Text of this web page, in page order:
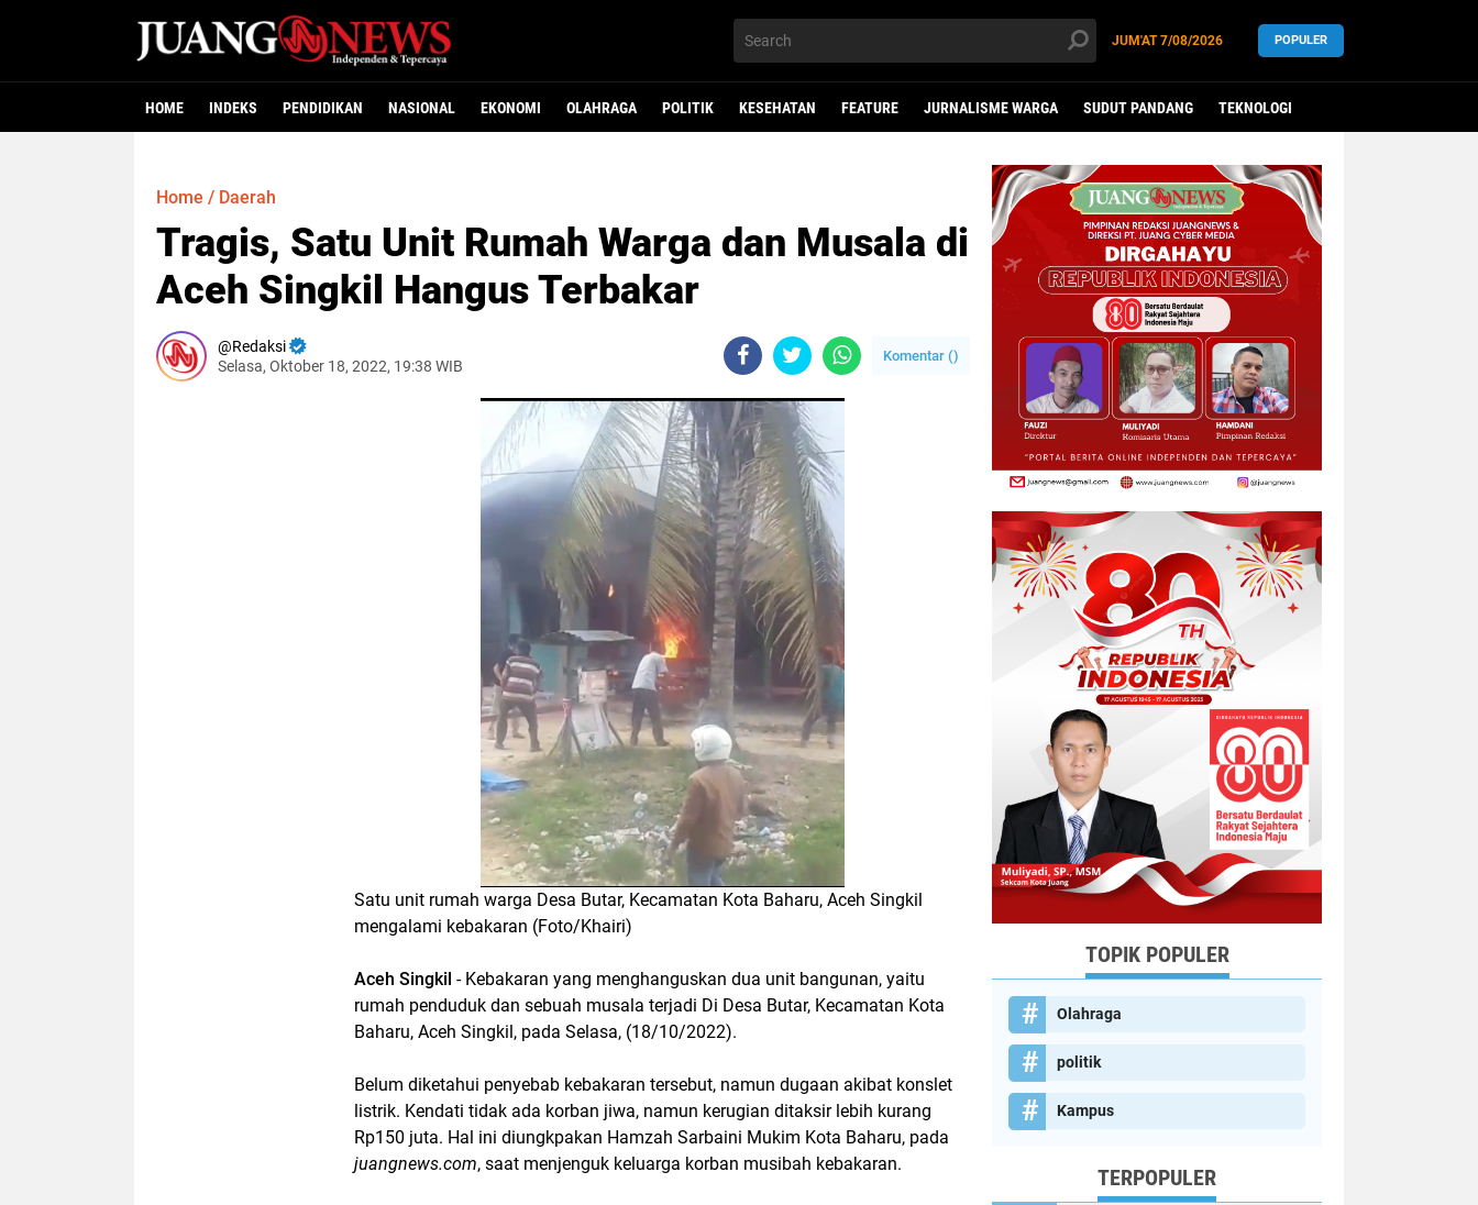
JUM'AT7/08/2026 POPULER
HOME INDEKS PENDIDIKAN NASIONAL EKONOMI OLAHRAGA POLITIK KESEHATAN FEATURE JURNALISME WARGA SUDUT PANDANG TEKNOLOGI
Home / Daerah
Tragis, Satu Unit Rumah Warga dan Musala di
Aceh Singkil Hangus Terbakar
Redaksi
Selasa, Oktober 18, 2022, 19:38 WIB
Komentar ()
Satu unit rumah warga Desa Butar, Kecamatan Kota Baharu, Aceh Singkil
mengalami kebakaran (Foto/Khairi)
Aceh Singkil - Kebakaran yang menghanguskan dua unit bangunan, yaitu
rumah penduduk dan sebuah musala terjadi Di Desa Butar, Kecamatan Kota
Baharu, Aceh Singkil, pada Selasa, (18/10/2022).
Belum diketahui penyebab kebakaran tersebut, namun dugaan akibat konslet
listrik. Kendati tidak ada korban jiwa, namun kerugian ditaksir lebih kurang
Rp150 juta. Hal ini diungkpakan Hamzah Sarbaini Mukim Kota Baharu, pada
juangnews.com, saat menjenguk keluarga korban musibah kebakaran.
TOPIK POPULER
Olahraga
politik
Kampus
TERPOPULER